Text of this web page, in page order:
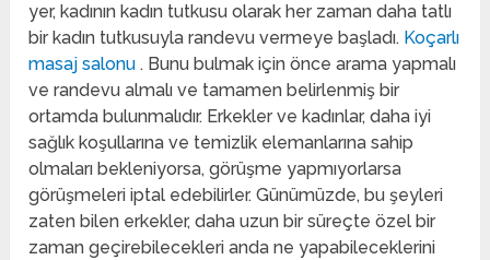
yer, kadının kadın tutkusu olarak her zaman daha tatlı
bir kadın tutkusuyla randevu vermeye başladı. Koçarlı
masaj salonu. Bunu bulmak için önce arama yapmalı
ve randevu almalı ve tamamen belirlenmiş bir
ortamda bulunmalıdır. Erkekler ve kadınlar, daha iyi
sağlık koşullarına ve temizlik elemanlarına sahip
olmaları bekleniyorsa, görüşme yapmıyorlarsa
görüşmeleri iptal edebilirler. Günümüzde, bu şeyleri
zaten bilen erkekler, daha uzun bir süreçte özel bir
zaman geçirebilecekleri anda ne yapabileceklerini